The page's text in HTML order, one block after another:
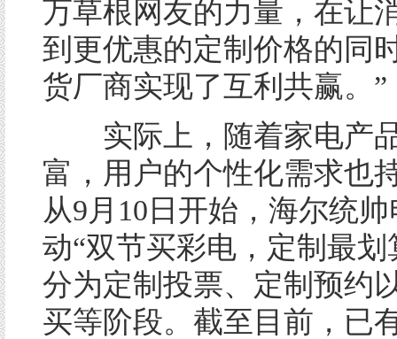
万草根网友的力量，在让
到更优惠的定制价格的同
货厂商实现了互利共赢。”
实际上，随着家电产
富，用户的个性化需求也
从9月10日开始，海尔统
动“双节买彩电，定制最划
分为定制投票、定制预约
买等阶段。截至目前，已